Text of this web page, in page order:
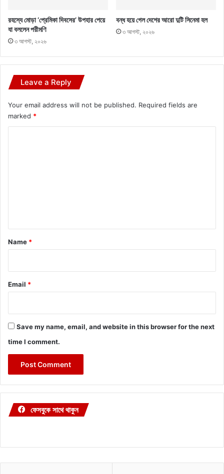
রহস্যে মোড়া ‘প্রেমিকা দিবসের’ উপহার পেয়ে
যা বললেন পরীমণি
৩ আগস্ট, ২০২৬
বন্ধ হয়ে গেল দেশের আরো দুটি সিনেমা হল
৩ আগস্ট, ২০২৬
Leave a Reply
Your email address will not be published. Required fields are
marked *
*
Name *
Email *
Save my name, email, and website in this browser for the next
time I comment.
ফেসবুকে সাথে থাকুন